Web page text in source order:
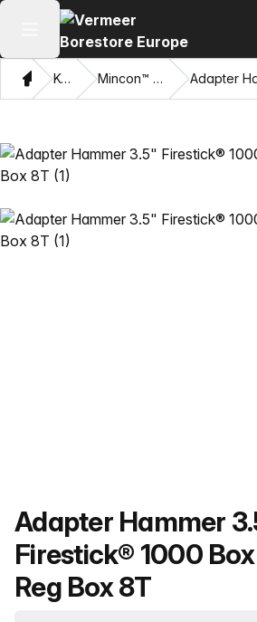
Asosiy menyuni ochish
Bosh sahifa
Katalog Mincon™ HDD bolg'alar
Mahsulot nomi
Adapter Hammer
Firestick® 1000
Reg Box 8T